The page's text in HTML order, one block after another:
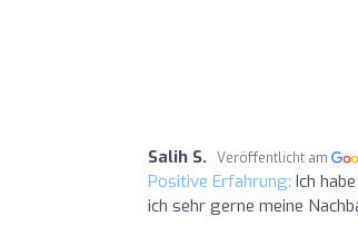
Salih S. Veröffentlicht am
Positive Erfahrung: Ich
ich sehr gerne meine